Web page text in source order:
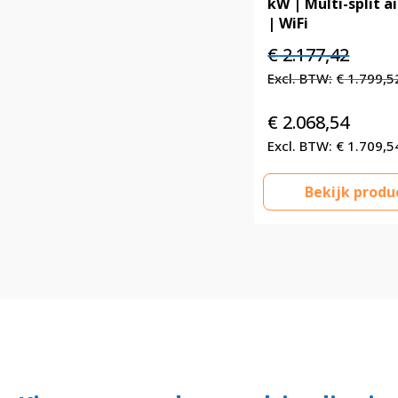
| WiFi
Oorspronkelijke
prijs
€ 2.177,42.
€2.177,42Huidige
prijs
€
€ 2.068,54
€
Bekijk